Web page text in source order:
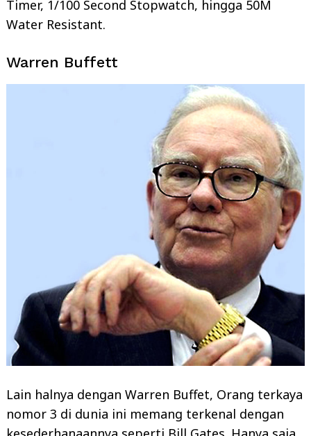
Timer, 1/100 Second Stopwatch, hingga 50M
Water Resistant.
Warren Buffett
Lain halnya dengan Warren Buffet, Orang terkaya
nomor 3 di dunia ini memang terkenal dengan